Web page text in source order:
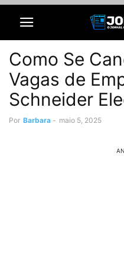
Como Se
Vagas de
Schneider
Por Barbara - maio 5, 2025